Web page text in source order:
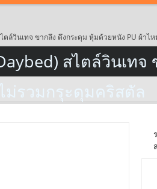
ตล์วินเทจ ขากลึง ดึงกระดุม หุ้มด้วยหนัง PU ผ้าไ
สไตล์วินเท
ม่รวมกรุะดุมคริสตัล